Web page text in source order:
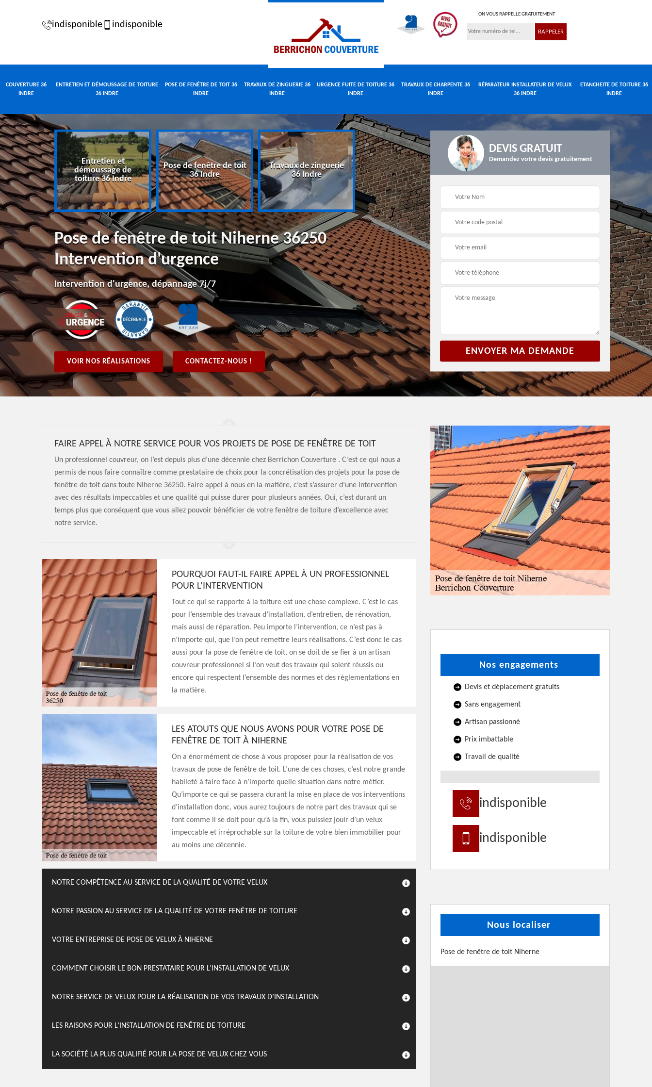
indisponible indisponible
ON VOUS RAPPELLE GRATUITEMENT
COUVERTURE 36
INDRE
ENTRETIEN ET DÉMOUSSAGE DE TOITURE
36 INDRE
POSE DE FENÊTRE DE TOIT 36
INDRE
TRAVAUX DE ZINGUERIE 36
INDRE
URGENCE FUITE DE TOITURE 36
INDRE
TRAVAUX DE CHARPENTE 36
INDRE
RÉPARATEUR INSTALLATEUR DE VELUX
36 INDRE
ETANCHEITE DE TOITURE 36
INDRE
36 Indre
Entretien et
démoussage de
toiture 36 Indre
Pose de fenêtre de toit
36 Indre
Travaux de zinguerie
36 Indre
Urgence fuite de
toiture 36 Indre
Travaux de charpente
36 Indre
Réparateur
installateur de velux
Pose de fenêtre de toit Niherne 36250
Intervention d'urgence
Intervention d'urgence, dépannage 7j/7
VOIR NOS RÉALISATIONS CONTACTEZ-NOUS !
DEVIS GRATUIT
Demandez votre devis gratuitement
FAIRE APPEL À NOTRE SERVICE POUR VOS PROJETS DE POSE DE FENÊTRE DE TOIT
Un professionnel couvreur, on l’est depuis plus d’une décennie chez Berrichon Couverture . C’est ce qui nous a
permis de nous faire connaître comme prestataire de choix pour la concrétisation des projets pour la pose de
fenêtre de toit dans toute Niherne 36250. Faire appel à nous en la matière, c’est s’assurer d’une intervention
avec des résultats impeccables et une qualité qui puisse durer pour plusieurs années. Oui, c’est durant un
temps plus que conséquent que vous allez pouvoir bénéficier de votre fenêtre de toiture d’excellence avec
notre service.
POURQUOI FAUT-IL FAIRE APPEL À UN PROFESSIONNEL
POUR L’INTERVENTION
Tout ce qui se rapporte à la toiture est une chose complexe. C’est le cas
pour l’ensemble des travaux d’installation, d’entretien, de rénovation,
mais aussi de réparation. Peu importe l’intervention, ce n’est pas à
n’importe qui, que l’on peut remettre leurs réalisations. C’est donc le cas
aussi pour la pose de fenêtre de toit, on se doit de se fier à un artisan
couvreur professionnel si l’on veut des travaux qui soient réussis ou
encore qui respectent l’ensemble des normes et des règlementations en
la matière.
LES ATOUTS QUE NOUS AVONS POUR VOTRE POSE DE
FENÊTRE DE TOIT À NIHERNE
On a énormément de chose à vous proposer pour la réalisation de vos
travaux de pose de fenêtre de toit. L’une de ces choses, c’est notre grande
habileté à faire face à n’importe quelle situation dans notre métier.
Qu’importe ce qui se passera durant la mise en place de vos interventions
d’installation donc, vous aurez toujours de notre part des travaux qui se
font comme il se doit pour qu’à la fin, vous puissiez jouir d’un velux
impeccable et irréprochable sur la toiture de votre bien immobilier pour
au moins une décennie.
NOTRE COMPÉTENCE AU SERVICE DE LA QUALITÉ DE VOTRE VELUX
NOTRE PASSION AU SERVICE DE LA QUALITÉ DE VOTRE FENÊTRE DE TOITURE
VOTRE ENTREPRISE DE POSE DE VELUX À NIHERNE
COMMENT CHOISIR LE BON PRESTATAIRE POUR L’INSTALLATION DE VELUX
NOTRE SERVICE DE VELUX POUR LA RÉALISATION DE VOS TRAVAUX D’INSTALLATION
LES RAISONS POUR L’INSTALLATION DE FENÊTRE DE TOITURE
LA SOCIÉTÉ LA PLUS QUALIFIÉ POUR LA POSE DE VELUX CHEZ VOUS
Nos engagements
Devis et déplacement gratuits
Sans engagement
Artisan passionné
Prix imbattable
Travail de qualité
indisponible
indisponible
Nous localiser
Pose de fenêtre de toit Niherne